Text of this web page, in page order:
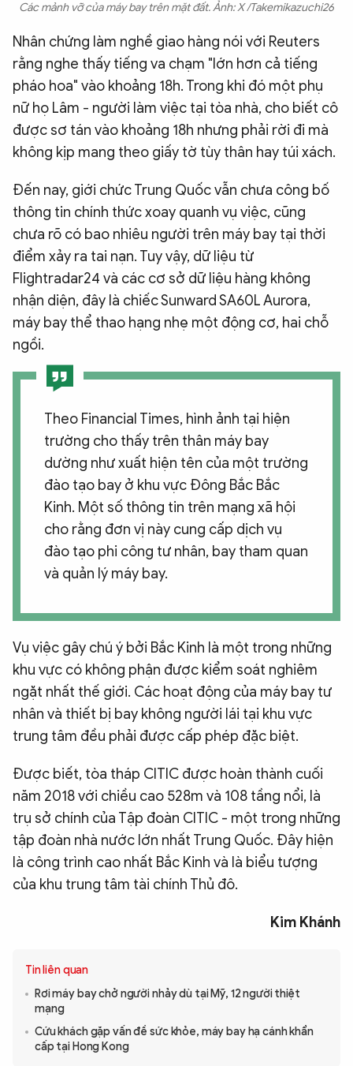
Các mảnh vỡ của máy bay trên mặt đất. Ảnh: X /Takemikazuchi26
Nhân chứng làm nghề giao hàng nói với Reuters
rằng nghe thấy tiếng va chạm "lớn hơn cả tiếng
pháo hoa" vào khoảng 18h. Trong khi đó một phụ
nữ họ Lâm - người làm việc tại tòa nhà, cho biết cô
được sơ tán vào khoảng 18h nhưng phải rời đi mà
không kịp mang theo giấy tờ tùy thân hay túi xách.
Đến nay, giới chức Trung Quốc vẫn chưa công bố
thông tin chính thức xoay quanh vụ việc, cũng
chưa rõ có bao nhiêu người trên máy bay tại thời
điểm xảy ra tai nạn. Tuy vậy, dữ liệu từ
Flightradar24 và các cơ sở dữ liệu hàng không
nhận diện, đây là chiếc Sunward SA60L Aurora,
máy bay thể thao hạng nhẹ một động cơ, hai chỗ
ngồi.
Theo Financial Times, hình ảnh tại hiện
trường cho thấy trên thân máy bay
dường như xuất hiện tên của một trường
đào tạo bay ở khu vực Đông Bắc Bắc
Kinh. Một số thông tin trên mạng xã hội
cho rằng đơn vị này cung cấp dịch vụ
đào tạo phi công tư nhân, bay tham quan
và quản lý máy bay.
Vụ việc gây chú ý bởi Bắc Kinh là một trong những
khu vực có không phận được kiểm soát nghiêm
ngặt nhất thế giới. Các hoạt động của máy bay tư
nhân và thiết bị bay không người lái tại khu vực
trung tâm đều phải được cấp phép đặc biệt.
Được biết, tòa tháp CITIC được hoàn thành cuối
năm 2018 với chiều cao 528m và 108 tầng nổi, là
trụ sở chính của Tập đoàn CITIC - một trong những
tập đoàn nhà nước lớn nhất Trung Quốc. Đây hiện
là công trình cao nhất Bắc Kinh và là biểu tượng
của khu trung tâm tài chính Thủ đô.
Kim Khánh
Tin liên quan
Rơi máy bay chở người nhảy dù tại Mỹ, 12 người thiệt
mạng
Cứu khách gặp vấn đề sức khỏe, máy bay hạ cánh khẩn
cấp tại Hong Kong